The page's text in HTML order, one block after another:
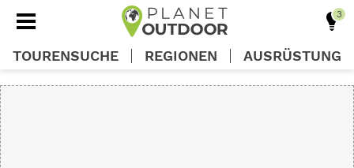
TOURENSUCHE REGIONEN AUSRÜSTUNG